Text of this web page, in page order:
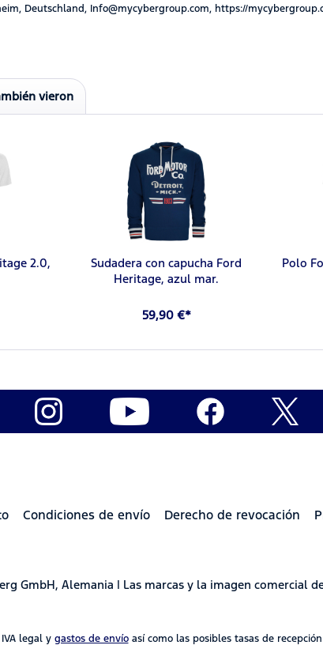
Deutschland, Info@mycybergroup.com, https://
vieron
2.0,
Sudadera con capucha Ford
Heritage, azul mar.
59,90 €*
Polo
Condiciones de envío Derecho de revocación
GmbH, Alemania | Las marcas y la imagen comercial
legal y gastos de envíoasí como las posibles tasas de